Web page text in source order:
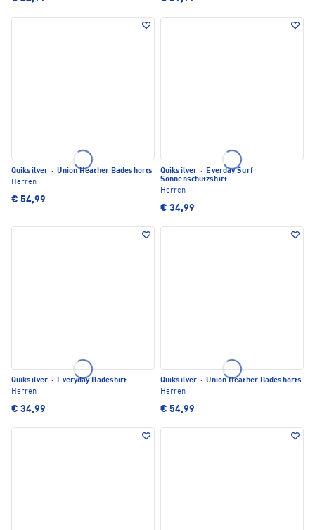
Quiksilver · Union Heather Badeshorts
Herren
€ 54,99
Quiksilver · Everday Surf
Sonnenschutzshirt
Herren
€ 34,99
Quiksilver · Everyday Badeshirt
Herren
€ 34,99
Quiksilver · Union Heather Badeshorts
Herren
€ 54,99